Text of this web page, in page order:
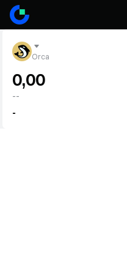
Orca
0,00
--
-